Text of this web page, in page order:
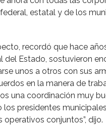
estatal y de los
recordó que hace
del Estado, sostuvieron
unos a otros con sus
en la manera de
una coordinación muy
los presidentes
operativos conjuntos”, dijo.